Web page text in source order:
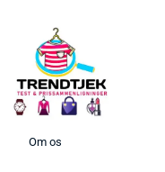
Om os